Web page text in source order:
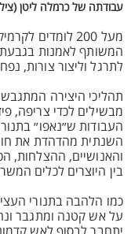
עבודתה של כרמלה ליטן
מעל 200 לומדים
המשותף לאמנות
לתרגל וליצור צורות,
תהליכי היצירה
מבשילים לכדי צריפה,
העבודות ש״נאפו״
השנתית מהדהדת את
והאנושיים, ההצלחות,
בין היוצרים לכלים
כמו הלהבה בתנורי
על אש קטנה ומתגבר